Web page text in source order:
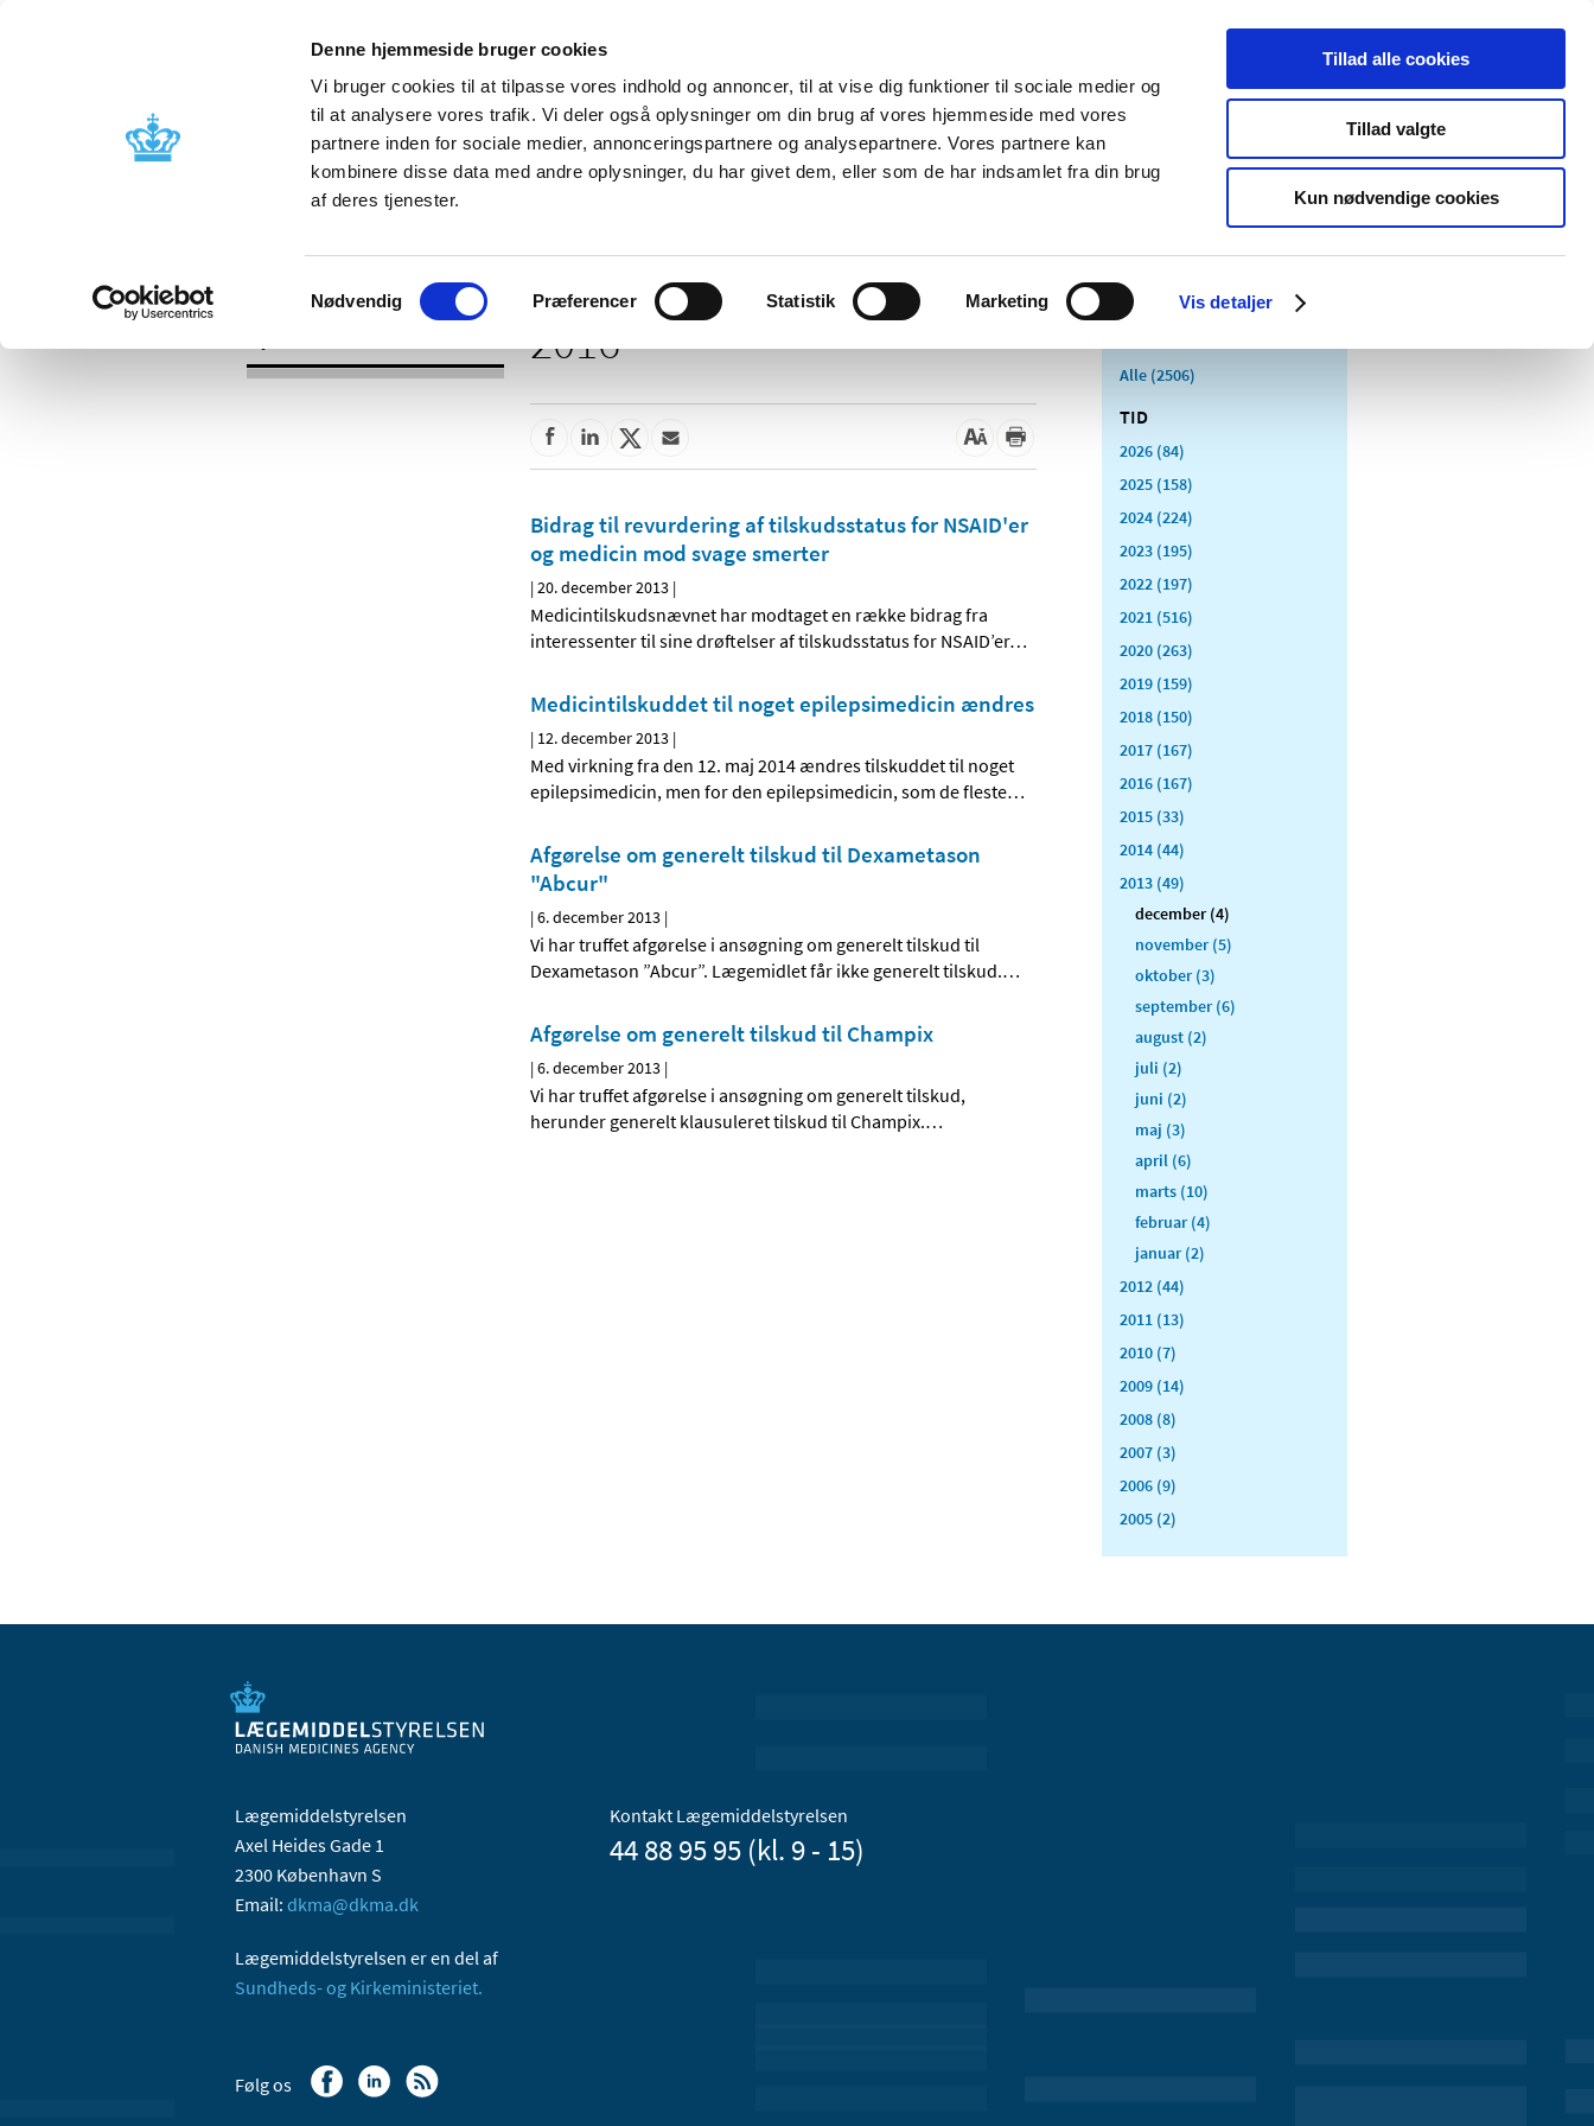
Denne hjemmeside bruger cookies
Vi bruger cookies til at tilpasse vores indhold og annoncer, til at vise dig funktioner til sociale medier og
til at analysere vores trafik. Vi deler også oplysninger om din brug af vores hjemmeside med vores
partnere inden for sociale medier, annonceringspartnere og analysepartnere. Vores partnere kan
kombinere disse data med andre oplysninger, du har givet dem, eller som de har indsamlet fra din brug
af deres tjenester.
Samtykkevalg
Nødvendig Præferencer Statistik Marketing Vis detaljer
Tillad alle cookies
Tillad valgte
Kun nødvendige cookies
Nyheder Om os Kontakt Udgivelser
Godkendelse og
Bivirkninger og
produktinformation
Tilskud og
Apoteker og salg af
Medicinsk
Særlige
produktområder
2016
Bidrag til revurdering af tilskudsstatus for NSAID'er
og medicin mod svage smerter
|20. december 2013 |
Medicintilskudsnævnet har modtaget en række bidrag fra
interessenter til sine drøftelser af tilskudsstatus for NSAID’er…
Medicintilskuddet til noget epilepsimedicin ændres
| 12. december 2013 |
Med virkning fra den 12. maj 2014 ændres tilskuddet til noget
epilepsimedicin, men for den epilepsimedicin, som de fleste…
Afgørelse om generelt tilskud til Dexametason
"Abcur"
|6. december 2013 |
Vi har truffet afgørelse i ansøgning om generelt tilskud til
Dexametason ”Abcur”. Lægemidlet får ikke generelt tilskud.…
Afgørelse om generelt tilskud til Champix
|6. december 2013 |
Vi har truffet afgørelse i ansøgning om generelt tilskud,
herunder generelt klausuleret tilskud til Champix.…
Alle (2506)
TID
2026 (84)
2025 (158)
2024 (224)
2023 (195)
2022 (197)
2021 (516)
2020 (263)
2019 (159)
2018 (150)
2017 (167)
2016 (167)
2015 (33)
2014 (44)
2013 (49)
december (4)
november (5)
oktober (3)
september (6)
august (2)
juli (2)
juni (2)
maj (3)
april (6)
marts (10)
februar (4)
januar (2)
2012 (44)
2011 (13)
2010 (7)
2009 (14)
2008 (8)
2007 (3)
2006 (9)
2005 (2)
Lægemiddelstyrelsen
Axel Heides Gade 1
2300 København S
Email: dkma@dkma.dk
Lægemiddelstyrelsen er en del af
Sundheds- og Kirkeministeriet.
Kontakt Lægemiddelstyrelsen
44 88 95 95 (kl. 9 - 15)
Følg os